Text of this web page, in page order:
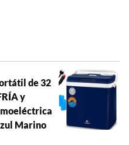
de 32
y
Marino